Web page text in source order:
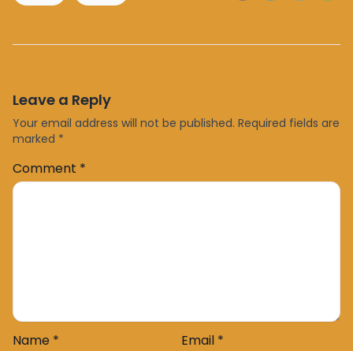
Leave a Reply
Your email address will not be published. Required fields are
marked *
Comment *
Name * Email *